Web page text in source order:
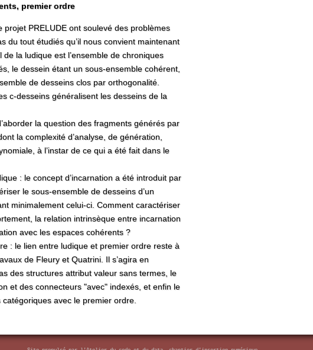
premier ordre
projet PRELUDE ont soulevé des problèmes
du tout étudiés qu’il nous convient maintenant
de la ludique est l’ensemble de chroniques
le dessein étant un sous-ensemble cohérent,
de desseins clos par orthogonalité.
c-desseins généralisent les desseins de la
la question des fragments générés par
la complexité d’analyse, de génération,
à l’instar de ce qui a été fait dans le
: le concept d’incarnation a été introduit par
le sous-ensemble de desseins d’un
minimalement celui-ci. Comment caractériser
la relation intrinsèque entre incarnation
avec les espaces cohérents ?
: le lien entre ludique et premier ordre reste à
de Fleury et Quatrini. Il s’agira en
des structures attribut valeur sans termes, le
et des connecteurs "avec" indexés, et enfin le
avec le premier ordre.